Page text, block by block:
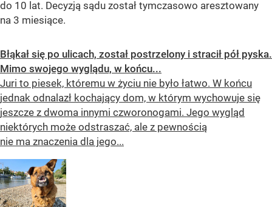
do 10 lat. Decyzją sądu został tymczasowo aresztowany
na 3 miesiące.
Błąkał się po ulicach, został postrzelony i stracił pół pyska.
Mimo swojego wyglądu, w końcu...
Juri to piesek, któremu w życiu nie było łatwo. W końcu
jednak odnalazł kochający dom, w którym wychowuje się
jeszcze z dwoma innymi czworonogami. Jego wygląd
niektórych może odstraszać, ale z pewnością
nie ma znaczenia dla jego...